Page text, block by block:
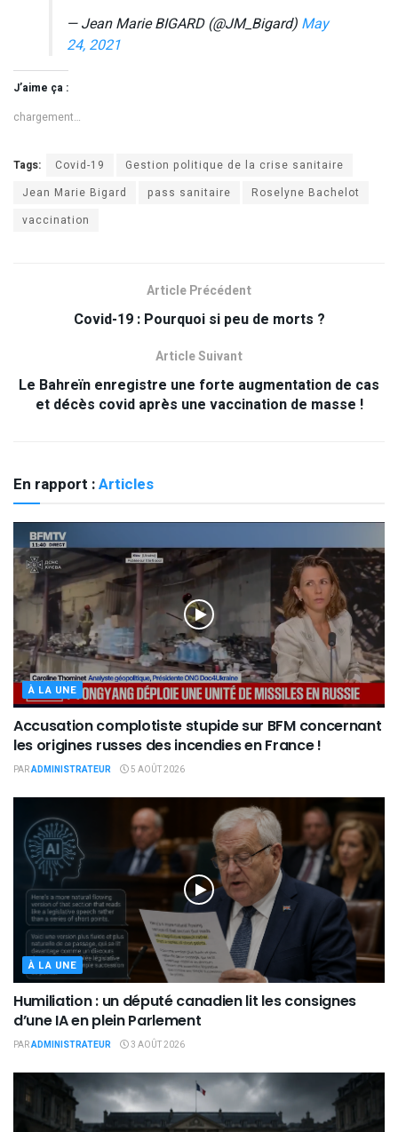
— Jean Marie BIGARD (@JM_Bigard) May
24, 2021
J’aime ça :
chargement…
Tags: Covid-19
Gestion politique de la crise sanitaire
Jean Marie Bigard
pass sanitaire
Roselyne Bachelot
vaccination
Article Précédent
Covid-19 : Pourquoi si peu de morts ?
Article Suivant
Le Bahreïn enregistre une forte augmentation de cas
et décès covid après une vaccination de masse !
En rapport :Articles
À LA UNE
Accusation complotiste stupide sur BFM concernant
les origines russes des incendies en France !
PARADMINISTRATEUR 5 AOÛT 2026
À LA UNE
Humiliation : un député canadien lit les consignes
d’une IA en plein Parlement
PARADMINISTRATEUR 3 AOÛT 2026